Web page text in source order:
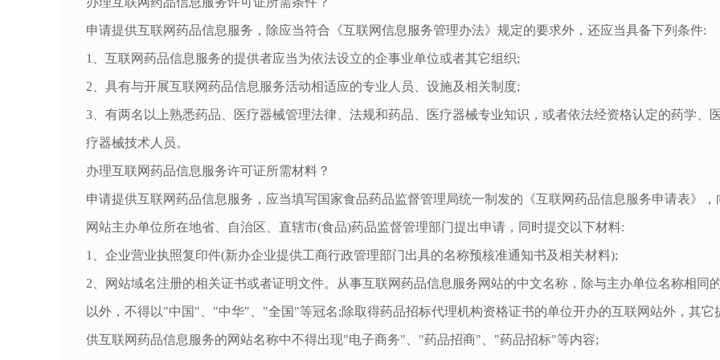
申请提供互联网药品信息服务，除应当符合《互联网信息服务管理办法》规定的要求外，还应当具备下列条件:
1、互联网药品信息服务的提供者应当为依法设立的企事业单位或者其它组织;
2、具有与开展互联网药品信息服务活动相适应的专业人员、设施及相关制度;
3、有两名以上熟悉药品、医疗器械管理法律、法规和药品、医疗器械专业知识，或者依法经资格认定的药学、
疗器械技术人员。
办理互联网药品信息服务许可证所需材料？
申请提供互联网药品信息服务，应当填写国家食品药品监督管理局统一制发的《互联网药品信息服务申请表》，
网站主办单位所在地省、自治区、直辖市(食品)药品监督管理部门提出申请，同时提交以下材料:
1、企业营业执照复印件(新办企业提供工商行政管理部门出具的名称预核准通知书及相关材料);
2、网站域名注册的相关证书或者证明文件。从事互联网药品信息服务网站的中文名称，除与主办单位名称相同
以外，不得以"中国"、"中华"、"全国"等冠名;除取得药品招标代理机构资格证书的单位开办的互联网站外，其它
供互联网药品信息服务的网站名称中不得出现"电子商务"、"药品招商"、"药品招标"等内容;